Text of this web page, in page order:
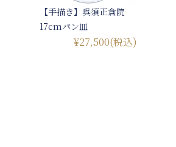
【手描き】呉須正倉院
17cmパン皿
¥27,500(税込)